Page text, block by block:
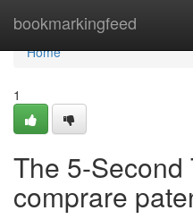
bookmarkingfeed
Home
Home
1
The 5-Second
comprare